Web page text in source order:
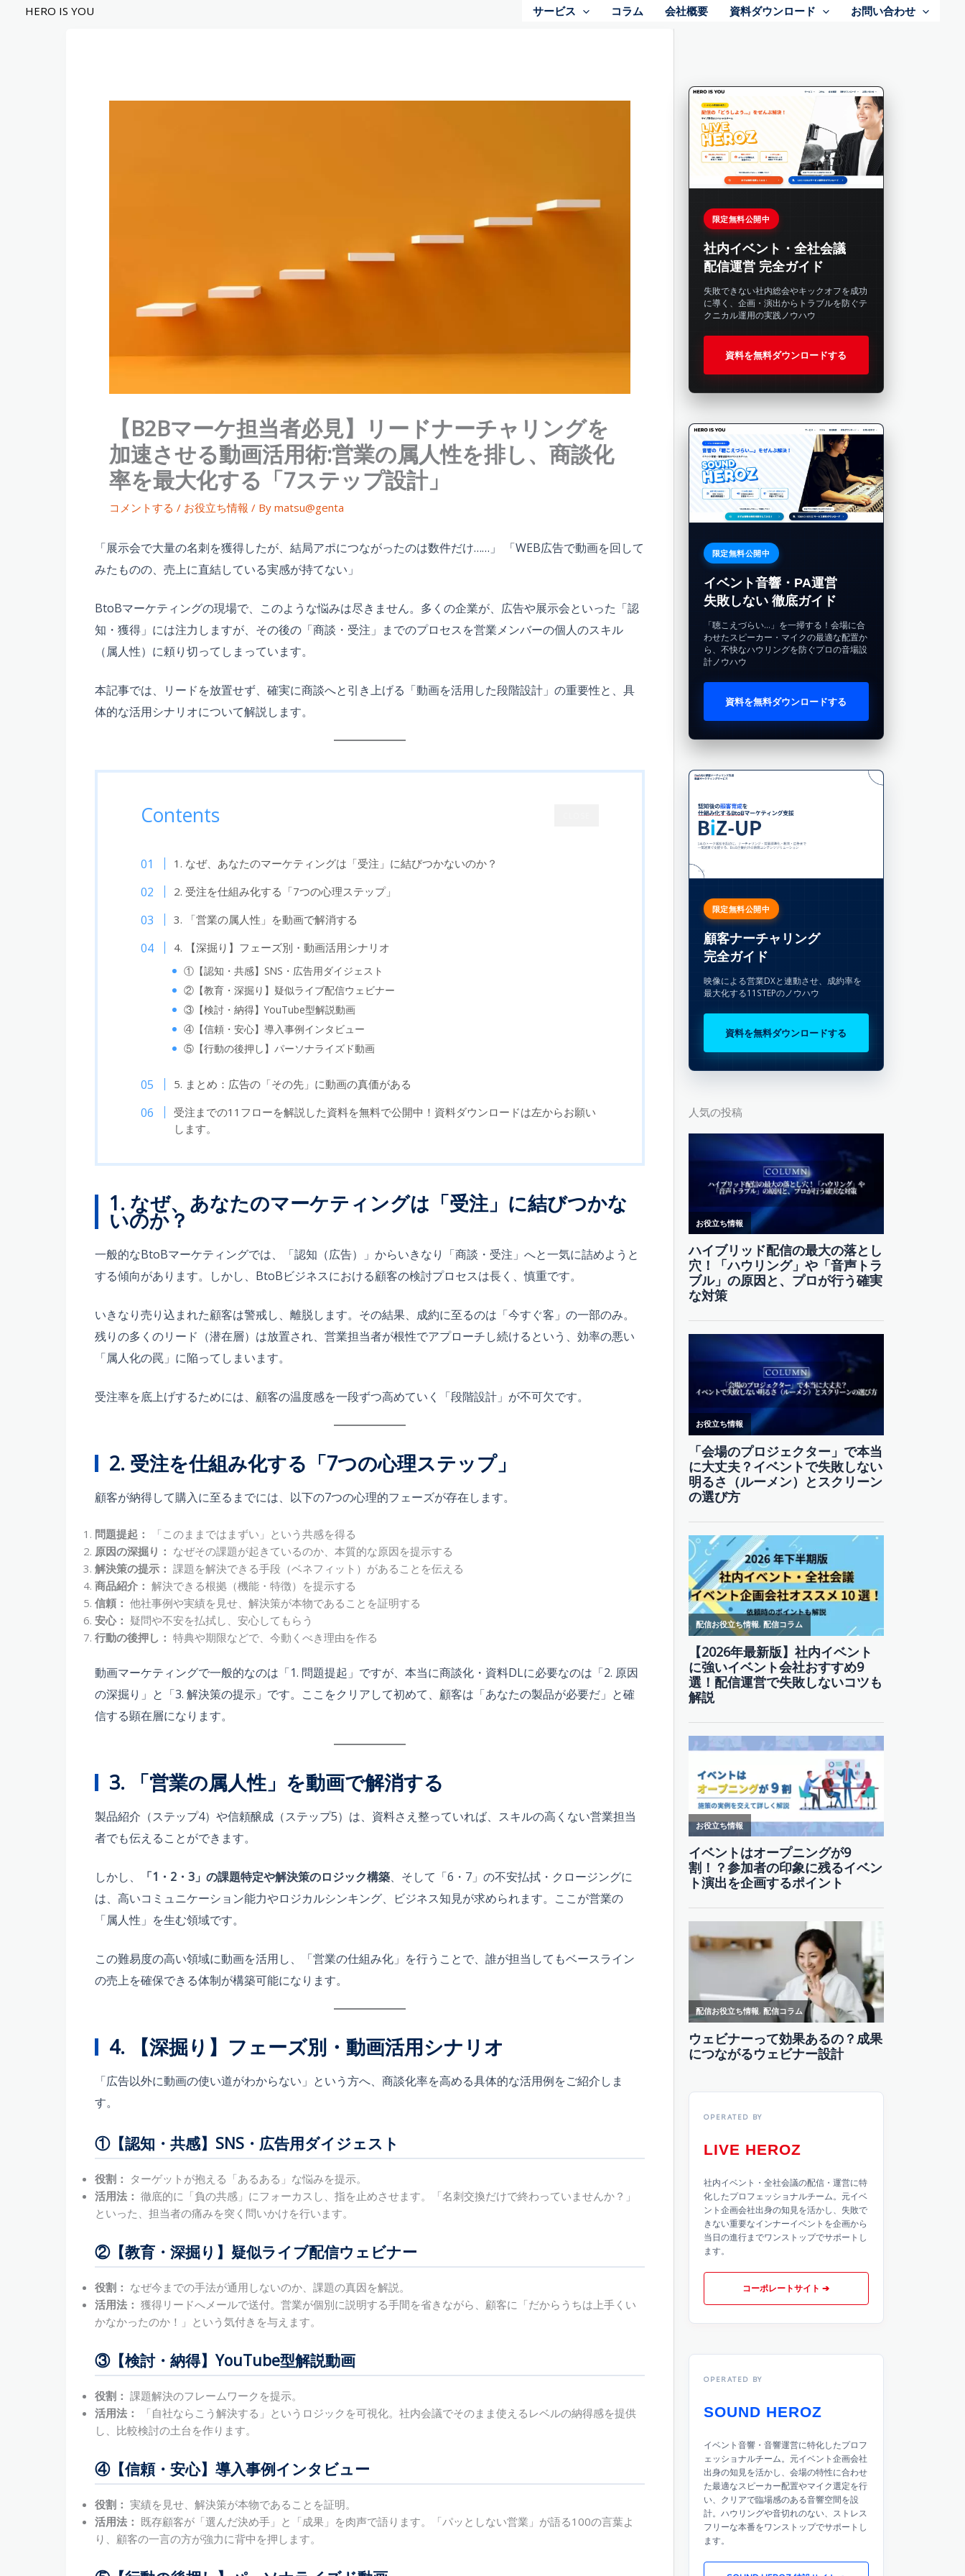
HERO IS YOU サービス コラム 会社概要 資料ダウンロード お問い合わせ
【B2Bマーケ担当者必見】リードナーチャリングを
加速させる動画活用術:営業の属人性を排し、商談化
率を最大化する「7ステップ設計」
コメントする / お役立ち情報 / By matsu@genta
「展示会で大量の名刺を獲得したが、結局アポにつながったのは数件だけ……」 「WEB広告で動画を回して
みたものの、売上に直結している実感が持てない」
BtoBマーケティングの現場で、このような悩みは尽きません。多くの企業が、広告や展示会といった「認
知・獲得」には注力しますが、その後の「商談・受注」までのプロセスを営業メンバーの個人のスキル
（属人性）に頼り切ってしまっています。
本記事では、リードを放置せず、確実に商談へと引き上げる「動画を活用した段階設計」の重要性と、具
体的な活用シナリオについて解説します。
Contents
1. なぜ、あなたのマーケティングは「受注」に結びつかないのか？
2. 受注を仕組み化する「7つの心理ステップ」
3. 「営業の属人性」を動画で解消する
4. 【深掘り】フェーズ別・動画活用シナリオ
①【認知・共感】SNS・広告用ダイジェスト
②【教育・深掘り】疑似ライブ配信ウェビナー
③【検討・納得】YouTube型解説動画
④【信頼・安心】導入事例インタビュー
⑤【行動の後押し】パーソナライズド動画
5. まとめ：広告の「その先」に動画の真価がある
受注までの11フローを解説した資料を無料で公開中！資料ダウンロードは左からお願い
します。
1. なぜ、あなたのマーケティングは「受注」に結びつかな
いのか？
一般的なBtoBマーケティングでは、「認知（広告）」からいきなり「商談・受注」へと一気に詰めようと
する傾向があります。しかし、BtoBビジネスにおける顧客の検討プロセスは長く、慎重です。
いきなり売り込まれた顧客は警戒し、離脱します。その結果、成約に至るのは「今すぐ客」の一部のみ。
残りの多くのリード（潜在層）は放置され、営業担当者が根性でアプローチし続けるという、効率の悪い
「属人化の罠」に陥ってしまいます。
受注率を底上げするためには、顧客の温度感を一段ずつ高めていく「段階設計」が不可欠です。
2. 受注を仕組み化する「7つの心理ステップ」
顧客が納得して購入に至るまでには、以下の7つの心理的フェーズが存在します。
問題提起：
「このままではまずい」という共感を得る
原因の深掘り： なぜその課題が起きているのか、本質的な原因を提示する
解決策の提示： 課題を解決できる手段（ベネフィット）があることを伝える
商品紹介： 解決できる根拠（機能・特徴）を提示する
信頼： 他社事例や実績を見せ、解決策が本物であることを証明する
安心： 疑問や不安を払拭し、安心してもらう
行動の後押し： 特典や期限などで、今動くべき理由を作る
動画マーケティングで一般的なのは「1. 問題提起」ですが、本当に商談化・資料DLに必要なのは「2. 原因
の深掘り」と「3. 解決策の提示」です。ここをクリアして初めて、顧客は「あなたの製品が必要だ」と確
信する顕在層になります。
3. 「営業の属人性」を動画で解消する
製品紹介（ステップ4）や信頼醸成（ステップ5）は、資料さえ整っていれば、スキルの高くない営業担当
者でも伝えることができます。
しかし、 「1・2・3」の課題特定や解決策のロジック構築、そして「6・7」の不安払拭・クロージングに
は、高いコミュニケーション能力やロジカルシンキング、ビジネス知見が求められます。ここが営業の
「属人性」を生む領域です。
この難易度の高い領域に動画を活用し、「営業の仕組み化」を行うことで、誰が担当してもベースライン
の売上を確保できる体制が構築可能になります。
4. 【深掘り】フェーズ別・動画活用シナリオ
「広告以外に動画の使い道がわからない」という方へ、商談化率を高める具体的な活用例をご紹介しま
す。
①【認知・共感】SNS・広告用ダイジェスト
役割： ターゲットが抱える「あるある」な悩みを提示。
活用法： 徹底的に「負の共感」にフォーカスし、指を止めさせます。「名刺交換だけで終わっていませんか？」
といった、担当者の痛みを突く問いかけを行います。
②【教育・深掘り】疑似ライブ配信ウェビナー
役割： なぜ今までの手法が通用しないのか、課題の真因を解説。
活用法： 獲得リードへメールで送付。営業が個別に説明する手間を省きながら、顧客に「だからうちは上手くい
かなかったのか！」という気付きを与えます。
③【検討・納得】YouTube型解説動画
役割： 課題解決のフレームワークを提示。
活用法：
「自社ならこう解決する」というロジックを可視化。社内会議でそのまま使えるレベルの納得感を提供
し、比較検討の土台を作ります。
④【信頼・安心】導入事例インタビュー
役割： 実績を見せ、解決策が本物であることを証明。
活用法： 既存顧客が「選んだ決め手」と「成果」を肉声で語ります。「パッとしない営業」が語る100の言葉よ
り、顧客の一言の方が強力に背中を押します。
限定無料公開中
社内イベント・全社会議
配信運営 完全ガイド
失敗できない社内総会やキックオフを成功
に導く、企画・演出からトラブルを防ぐテ
クニカル運用の実践ノウハウ
資料を無料ダウンロードする
限定無料公開中
イベント音響・PA運営
失敗しない 徹底ガイド
「聴こえづらい…」を一掃する！会場に合
わせたスピーカー・マイクの最適な配置か
ら、不快なハウリングを防ぐプロの音場設
計ノウハウ
資料を無料ダウンロードする
限定無料公開中
顧客ナーチャリング
完全ガイド
映像による営業DXと連動させ、成約率を
最大化する11STEPのノウハウ
資料を無料ダウンロードする
人気の投稿
OPERATED BY
LIVE HEROZ
社内イベント・全社会議の配信・運営に特
化したプロフェッショナルチーム。元イベ
ント企画会社出身の知見を活かし、失敗で
きない重要なインナーイベントを企画から
当日の進行までワンストップでサポートし
ます。
コーポレートサイト ➔
OPERATED BY
SOUND HEROZ
イベント音響・音響運営に特化したプロフ
ェッショナルチーム。元イベント企画会社
出身の知見を活かし、会場の特性に合わせ
た最適なスピーカー配置やマイク選定を行
い、クリアで臨場感のある音響空間を設
計。ハウリングや音切れのない、ストレス
フリーな本番をワンストップでサポートし
ます。